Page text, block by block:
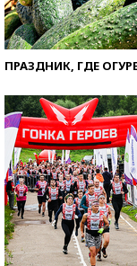
ПРАЗДНИК, ГДЕ